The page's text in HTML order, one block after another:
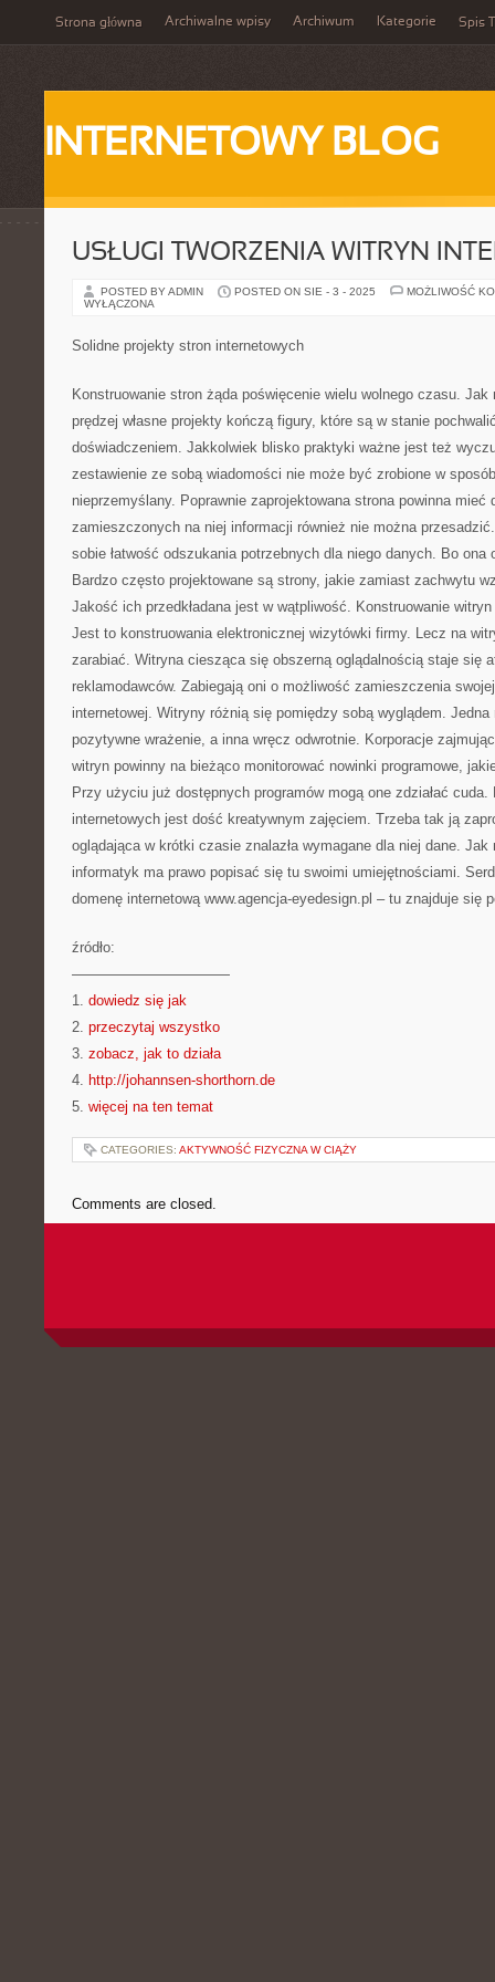
Strona główna Archiwalne wpisy Archiwum Kategorie Spis
INTERNETOWY BLOG
USŁUGI TWORZENIA WITRYN
POSTED BY ADMIN POSTED ON SIE - 3 - 2025
MOŻLIWOŚĆ
WYŁĄCZONA
Solidne projekty stron internetowych
Konstruowanie stron żąda poświęcenie wielu wolnego czasu. Jak
prędzej własne projekty kończą figury, które są w stanie
doświadczeniem. Jakkolwiek blisko praktyki ważne jest też
zestawienie ze sobą wiadomości nie może być zrobione w
nieprzemyślany. Poprawnie zaprojektowana strona powinna mieć
zamieszczonych na niej informacji również nie można
sobie łatwość odszukania potrzebnych dla niego danych. Bo ona
Bardzo często projektowane są strony, jakie zamiast zachwytu
Jakość ich przedkładana jest w wątpliwość. Konstruowanie
Jest to konstruowania elektronicznej wizytówki firmy. Lecz na
zarabiać. Witryna ciesząca się obszerną oglądalnością staje się
reklamodawców. Zabiegają oni o możliwość zamieszczenia
internetowej. Witryny różnią się pomiędzy sobą wyglądem.
pozytywne wrażenie, a inna wręcz odwrotnie. Korporacje
witryn powinny na bieżąco monitorować nowinki programowe,
Przy użyciu już dostępnych programów mogą one zdziałać cuda.
internetowych jest dość kreatywnym zajęciem. Trzeba tak ją
oglądająca w krótki czasie znalazła wymagane dla niej dane. Jak
informatyk ma prawo popisać się tu swoimi umiejętnościami.
domenę internetową www.agencja-eyedesign.pl – tu znajduje się
źródło:
———————————
1. dowiedz się jak
2. przeczytaj wszystko
3. zobacz, jak to działa
4. http://johannsen-shorthorn.de
5. więcej na ten temat
CATEGORIES: AKTYWNOŚĆ FIZYCZNA W CIĄŻY
Comments are closed.